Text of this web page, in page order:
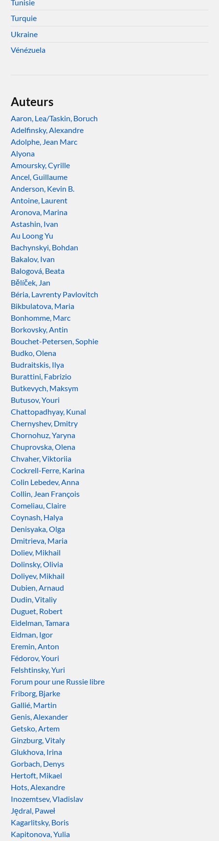
Tunisie
Turquie
Ukraine
Vénézuela
Auteurs
Aaron, Lea/Taskin, Boruch
Adelfinsky, Alexandre
Adolphe, Jean Marc
Alyona
Amoursky, Cyrille
Ancel, Guillaume
Anderson, Kevin B.
Antoine, Laurent
Aronova, Marina
Astashin, Ivan
Au Loong Yu
Bachynskyi, Bohdan
Bakalov, Ivan
Balogová, Beata
Bělíček, Jan
Béria, Lavrenty Pavlovitch
Bikbulatova, Maria
Bonhomme, Marc
Borkovsky, Antin
Bouchet-Petersen, Sophie
Budko, Olena
Budraitskis, Ilya
Burattini, Fabrizio
Butkevych, Maksym
Butusov, Youri
Chattopadhyay, Kunal
Chernyshev, Dmitry
Chornohuz, Yaryna
Chuprovska, Olena
Chvaher, Viktoriia
Cockrell-Ferre, Karina
Colin Lebedev, Anna
Collin, Jean François
Comeliau, Claire
Coynash, Halya
Denisyaka, Olga
Dmitrieva, Maria
Doliev, Mikhail
Dolinsky, Olivia
Doliyev, Mikhail
Dubien, Arnaud
Dudin, Vitaliy
Duguet, Robert
Eidelman, Tamara
Eidman, Igor
Eremin, Anton
Fédorov, Youri
Felshtinsky, Yuri
Forum pour une Russie libre
Friborg, Bjarke
Gallié, Martin
Genis, Alexander
Getsko, Artem
Ginzburg, Vitaly
Glukhova, Irina
Gorbach, Denys
Hertoft, Mikael
Hots, Alexandre
Inozemtsev, Vladislav
Jędral, Paweł
Kagarlitsky, Boris
Kapitonova, Yulia